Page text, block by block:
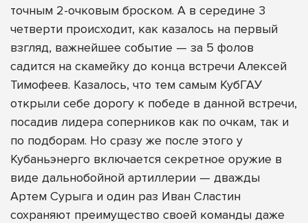
точным 2-очковым броском. А в середине 3
четверти происходит, как казалось на первый
взгляд, важнейшее событие — за 5 фолов
садится на скамейку до конца встречи Алексей
Тимофеев. Казалось, что тем самым КубГАУ
открыли себе дорогу к победе в данной встречи,
посадив лидера соперников как по очкам, так и
по подборам. Но сразу же после этого у
Кубаньэнерго включается секретное оружие в
виде дальнобойной артиллерии — дважды
Артем Сурыга и один раз Иван Сластин
сохраняют преимущество своей команды даже